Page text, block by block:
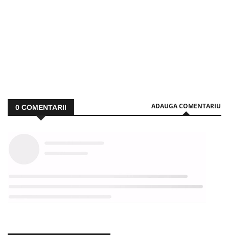
0 COMENTARII ADAUGA COMENTARIU